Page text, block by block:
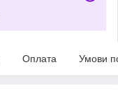
Оплата Умови